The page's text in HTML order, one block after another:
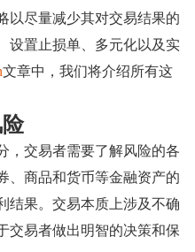
以尽量减少其对交易结果的
设置止损单、多元化以及实
文章中，我们将介绍所有这
，交易者需要了解风险的各
、商品和货币等金融资产的
结果。交易本质上涉及不确
交易者做出明智的决策和保